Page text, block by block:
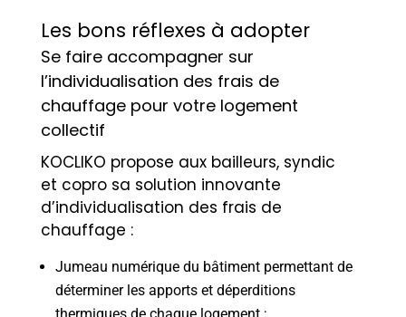
Les bons réflexes à adopter
Se faire accompagner sur
l’individualisation des frais de
chauffage pour votre logement
collectif
KOCLIKO propose aux bailleurs, syndic
et copro sa solution innovante
d’individualisation des frais de
chauffage :
Jumeau numérique du bâtiment permettant de
déterminer les apports et déperditions